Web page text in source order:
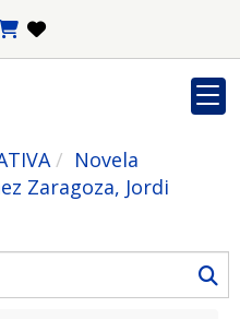
Novela
Zaragoza, Jordi